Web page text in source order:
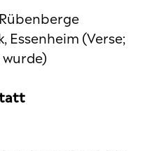
Essenheim (Verse;
wurde)